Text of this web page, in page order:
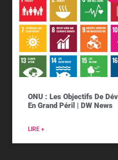
ONU : Les Objectifs De
En Grand Péril | DW News
LIRE +